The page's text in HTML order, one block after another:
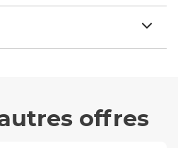
offres